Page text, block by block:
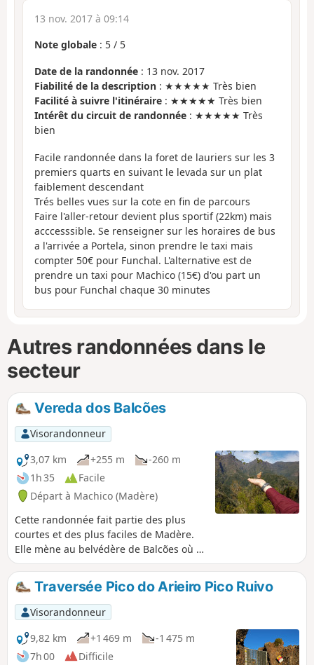
13 nov. 2017 à 09:14
Note globale : 5 / 5
Date de la randonnée : 13 nov. 2017
Fiabilité de la description : ★★★★★ Très bien
Facilité à suivre l'itinéraire : ★★★★★ Très bien
Intérêt du circuit de randonnée : ★★★★★ Très
bien
Facile randonnée dans la foret de lauriers sur les 3
premiers quarts en suivant le levada sur un plat
faiblement descendant
Trés belles vues sur la cote en fin de parcours
Faire l'aller-retour devient plus sportif (22km) mais
acccesssible. Se renseigner sur les horaires de bus
a l'arrivée a Portela, sinon prendre le taxi mais
compter 50€ pour Funchal. L'alternative est de
prendre un taxi pour Machico (15€) d'ou part un
bus pour Funchal chaque 30 minutes
Autres randonnées dans le
secteur
Vereda dos Balcões
Visorandonneur
3,07 km
+255 m
-260 m
1h 35
Facile
Départ à Machico (Madère)
Cette randonnée fait partie des plus
courtes et des plus faciles de Madère.
Elle mène au belvédère de Balcões où la
vue sur les plus hauts sommets de l'île y
est impressionnante. Nous vous
proposons ici une variante pour le
dernier kilomètre du trajet retour. Ce
chemin alternatif rend cette balade un
peu plus sportive tout en vous écartant
de la foule.
Traversée Pico do Arieiro Pico Ruivo
Visorandonneur
9,82 km
+1 469 m
-1 475 m
7h 00
Difficile